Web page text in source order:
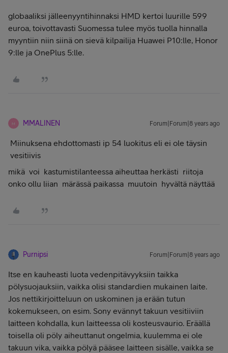
globaaliksi jälleenyyntihinnaksi HMD kertoi luurille 599
euroa, toivottavasti Suomessa tulee myös tuolla hinnalla
myyntiin niin siinä on sievä kilpailija Huawei P10:lle, Honor
9:lle ja OnePlus 5:lle.
M MMALINEN Forum|Forum|8 years ago
Miinuksena ehdottomasti ip 54 luokitus eli ei ole täysin
vesitiivis
mikä voi kastumistilanteessa aiheuttaa herkästi riitoja
onko ollu liian märässä paikassa muutoin hyvältä näyttää
Purnipsi Forum|Forum|8 years ago
Itse en kauheasti luota vedenpitävyyksiin taikka
pölysuojauksiin, vaikka olisi standardien mukainen laite.
Jos nettikirjoitteluun on uskominen ja erään tutun
kokemukseen, on esim. Sony evännyt takuun vesitiiviin
laitteen kohdalla, kun laitteessa oli kosteusvaurio. Eräällä
toisella oli pöly aiheuttanut ongelmia, kuulemma ei ole
takuun vika, vaikka pölyä pääsee laitteen sisälle, vaikka se